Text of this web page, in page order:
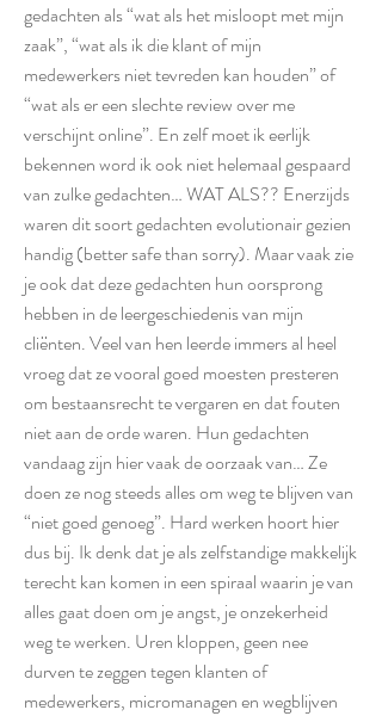
gedachten als “wat als het misloopt met mijn
zaak”, “wat als ik die klant of mijn
medewerkers niet tevreden kan houden” of
“wat als er een slechte review over me
verschijnt online”. En zelf moet ik eerlijk
bekennen word ik ook niet helemaal gespaard
van zulke gedachten… WAT ALS?? Enerzijds
waren dit soort gedachten evolutionair gezien
handig (better safe than sorry). Maar vaak zie
je ook dat deze gedachten hun oorsprong
hebben in de leergeschiedenis van mijn
cliënten. Veel van hen leerde immers al heel
vroeg dat ze vooral goed moesten presteren
om bestaansrecht te vergaren en dat fouten
niet aan de orde waren. Hun gedachten
vandaag zijn hier vaak de oorzaak van… Ze
doen ze nog steeds alles om weg te blijven van
“niet goed genoeg”. Hard werken hoort hier
dus bij. Ik denk dat je als zelfstandige makkelijk
terecht kan komen in een spiraal waarin je van
alles gaat doen om je angst, je onzekerheid
weg te werken. Uren kloppen, geen nee
durven te zeggen tegen klanten of
medewerkers, micromanagen en wegblijven